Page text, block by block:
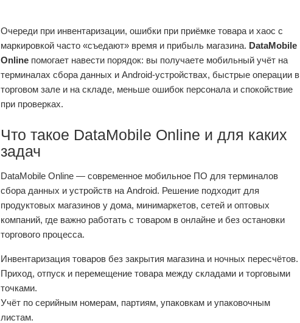
Очереди при инвентаризации, ошибки при приёмке товара и хаос с
маркировкой часто «съедают» время и прибыль магазина. DataMobile
Online помогает навести порядок: вы получаете мобильный учёт на
терминалах сбора данных и Android‑устройствах, быстрые операции в
торговом зале и на складе, меньше ошибок персонала и спокойствие
при проверках.
Что такое DataMobile Online и для каких
задач
DataMobile Online — современное мобильное ПО для терминалов
сбора данных и устройств на Android. Решение подходит для
продуктовых магазинов у дома, минимаркетов, сетей и оптовых
компаний, где важно работать с товаром в онлайне и без остановки
торгового процесса.
Инвентаризация товаров без закрытия магазина и ночных пересчётов.
Приход, отпуск и перемещение товара между складами и торговыми
точками.
Учёт по серийным номерам, партиям, упаковкам и упаковочным
листам.